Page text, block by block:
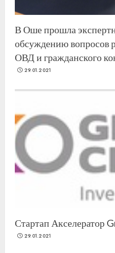
В Оше прошла
обсуждению вопросов
ОВД и гражданского
29.01.2021
Стартап Акселератор
29.01.2021